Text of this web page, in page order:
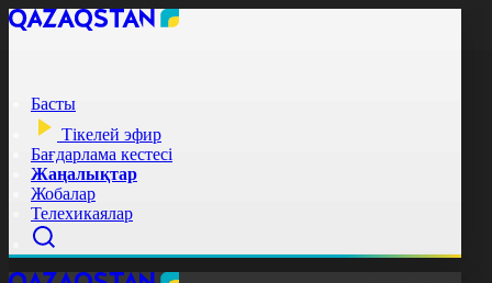
Басты
Тікелей эфир
Бағдарлама кестесі
Жаңалықтар
Жобалар
Телехикаялар